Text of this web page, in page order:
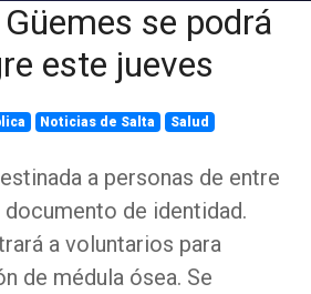
se podrá
este jueves
Noticias de Salta
Salud
a personas de entre
documento de identidad.
a voluntarios para
de médula ósea. Se